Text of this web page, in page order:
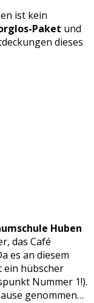
ist kein
Paket und
dieses
Huben
das Café
es an diesem
ein hübscher
Nummer 1!).
genommen…